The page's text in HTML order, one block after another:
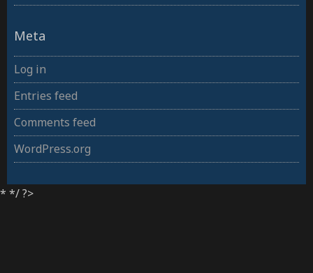
Meta
Log in
Entries feed
Comments feed
WordPress.org
* */ ?>